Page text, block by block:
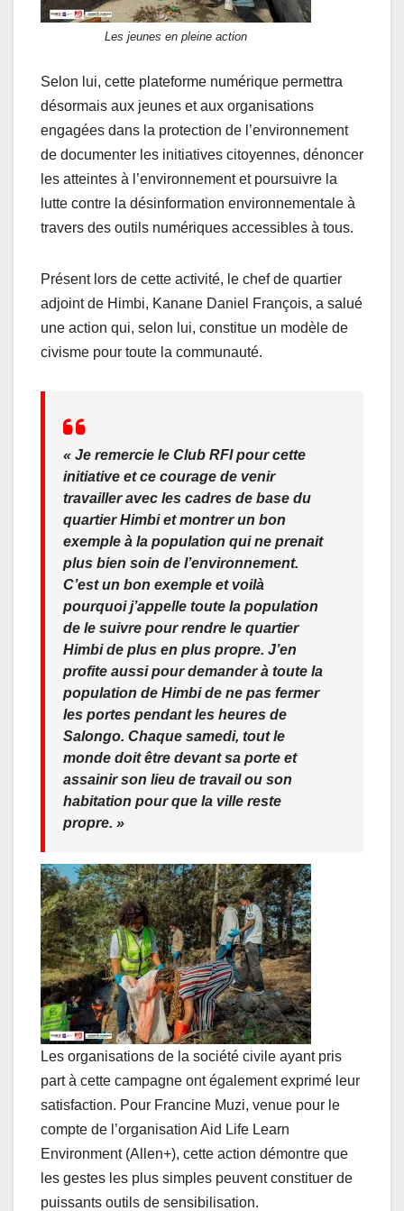
Les jeunes en pleine action
Selon lui, cette plateforme numérique permettra
désormais aux jeunes et aux organisations
engagées dans la protection de l’environnement
de documenter les initiatives citoyennes, dénoncer
les atteintes à l’environnement et poursuivre la
lutte contre la désinformation environnementale à
travers des outils numériques accessibles à tous.
Présent lors de cette activité, le chef de quartier
adjoint de Himbi, Kanane Daniel François, a salué
une action qui, selon lui, constitue un modèle de
civisme pour toute la communauté.
« Je remercie le Club RFI pour cette
initiative et ce courage de venir
travailler avec les cadres de base du
quartier Himbi et montrer un bon
exemple à la population qui ne prenait
plus bien soin de l’environnement.
C’est un bon exemple et voilà
pourquoi j’appelle toute la population
de le suivre pour rendre le quartier
Himbi de plus en plus propre. J’en
profite aussi pour demander à toute la
population de Himbi de ne pas fermer
les portes pendant les heures de
Salongo. Chaque samedi, tout le
monde doit être devant sa porte et
assainir son lieu de travail ou son
habitation pour que la ville reste
propre. »
Les organisations de la société civile ayant pris
part à cette campagne ont également exprimé leur
satisfaction. Pour Francine Muzi, venue pour le
compte de l’organisation Aid Life Learn
Environment (Allen+), cette action démontre que
les gestes les plus simples peuvent constituer de
puissants outils de sensibilisation.